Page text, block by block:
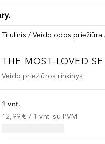
Titulinis Veido odos priežiūra
THE MOST-LOVED
Veido priežiūros rinkinys
1 vnt.
12,99 € / 1 vnt. su PVM